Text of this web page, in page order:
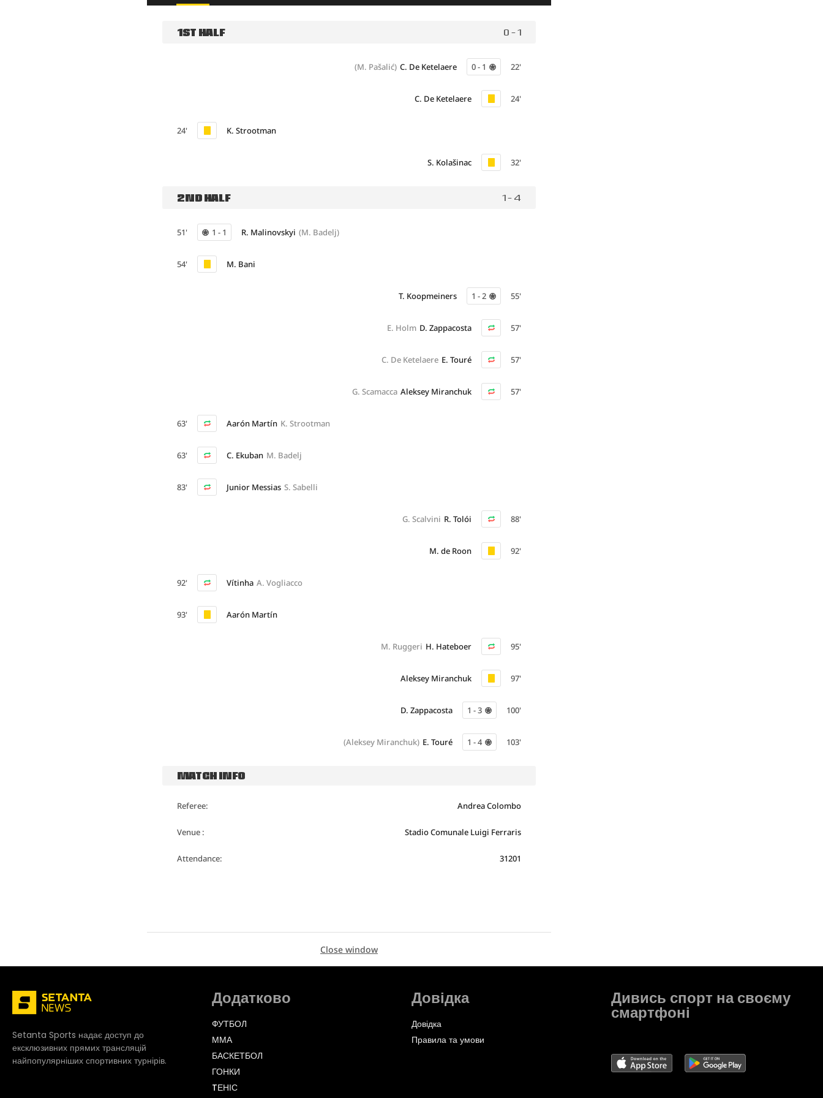
1ST HALF 0 - 1
22'
0 - 1
C. De Ketelaere
(M. Pašalić)
24'
C. De Ketelaere
24' K. Strootman
32'
S. Kolašinac
2ND HALF 1 - 4
51' 1 - 1 R. Malinovskyi (M. Badelj)
54' M. Bani
55'
1 - 2
T. Koopmeiners
57'
D. Zappacosta
E. Holm
57'
E. Touré
C. De Ketelaere
57'
Aleksey Miranchuk
G. Scamacca
63' Aarón Martín K. Strootman
63' C. Ekuban M. Badelj
83' Junior Messias S. Sabelli
88'
R. Tolói
G. Scalvini
92'
M. de Roon
92' Vítinha A. Vogliacco
93' Aarón Martín
95'
H. Hateboer
M. Ruggeri
97'
Aleksey Miranchuk
100'
1 - 3
D. Zappacosta
103'
1 - 4
E. Touré
(Aleksey Miranchuk)
MATCH INFO
Referee: Andrea Colombo
Venue : Stadio Comunale Luigi Ferraris
Attendance: 31201
Close window
Setanta Sports надає доступ до
ексклюзивних прямих трансляцій
найпопулярніших спортивних турнірів.
Додатково
ФУТБОЛ
ММА
БАСКЕТБОЛ
ГОНКИ
TЕНІС
Довідка
Довідка
Правила та умови
Дивись спорт на своєму
смартфоні